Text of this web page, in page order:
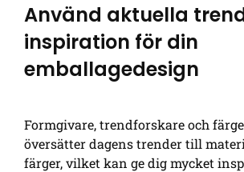
Använd aktuella
inspiration för din
emballagedesign
Formgivare, trendforskare och
översätter dagens trender till
färger, vilket kan ge dig mycket